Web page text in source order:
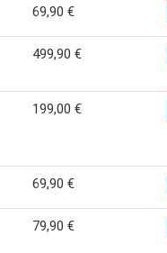
69,90 €
499,90 €
199,00 €
69,90 €
79,90 €